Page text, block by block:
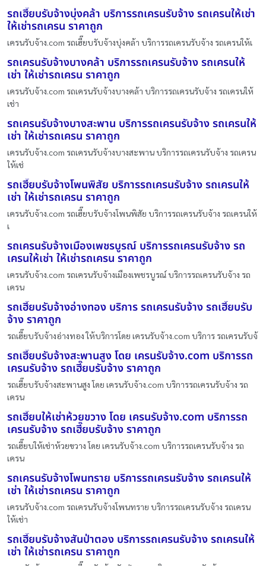
รถเฮี๊ยบรับจ้างบุ่งคล้า บริการรถเครนรับจ้าง รถเครนให้เช่า
ให้เช่ารถเครน ราคาถูก
เครนรับจ้าง.com รถเฮี๊ยบรับจ้างบุ่งคล้า บริการรถเครนรับจ้าง รถเครนให้เ
รถเครนรับจ้างบางคล้า บริการรถเครนรับจ้าง รถเครนให้
เช่า ให้เช่ารถเครน ราคาถูก
เครนรับจ้าง.com รถเครนรับจ้างบางคล้า บริการรถเครนรับจ้าง รถเครนให้
เช่า
รถเครนรับจ้างบางสะพาน บริการรถเครนรับจ้าง รถเครนให้
เช่า ให้เช่ารถเครน ราคาถูก
เครนรับจ้าง.com รถเครนรับจ้างบางสะพาน บริการรถเครนรับจ้าง รถเครน
ให้เช่
รถเฮี๊ยบรับจ้างโพนพิสัย บริการรถเครนรับจ้าง รถเครนให้
เช่า ให้เช่ารถเครน ราคาถูก
เครนรับจ้าง.com รถเฮี๊ยบรับจ้างโพนพิสัย บริการรถเครนรับจ้าง รถเครนให้
เ
รถเครนรับจ้างเมืองเพชรบูรณ์ บริการรถเครนรับจ้าง รถ
เครนให้เช่า ให้เช่ารถเครน ราคาถูก
เครนรับจ้าง.com รถเครนรับจ้างเมืองเพชรบูรณ์ บริการรถเครนรับจ้าง รถ
เครน
รถเฮี๊ยบรับจ้างอ่างทอง บริการ รถเครนรับจ้าง รถเฮี๊ยบรับ
จ้าง ราคาถูก
รถเฮี๊ยบรับจ้างอ่างทอง ให้บริการโดย เครนรับจ้าง.com บริการ รถเครนรับจ้
รถเฮี๊ยบรับจ้างสะพานสูง โดย เครนรับจ้าง.com บริการรถ
เครนรับจ้าง รถเฮี๊ยบรับจ้าง ราคาถูก
รถเฮี๊ยบรับจ้างสะพานสูง โดย เครนรับจ้าง.com บริการรถเครนรับจ้าง รถ
เครน
รถเฮี๊ยบให้เช่าห้วยขวาง โดย เครนรับจ้าง.com บริการรถ
เครนรับจ้าง รถเฮี๊ยบรับจ้าง ราคาถูก
รถเฮี๊ยบให้เช่าห้วยขวาง โดย เครนรับจ้าง.com บริการรถเครนรับจ้าง รถ
เครน
รถเครนรับจ้างโพนทราย บริการรถเครนรับจ้าง รถเครนให้
เช่า ให้เช่ารถเครน ราคาถูก
เครนรับจ้าง.com รถเครนรับจ้างโพนทราย บริการรถเครนรับจ้าง รถเครน
ให้เช่า
รถเฮี๊ยบรับจ้างสันป่าตอง บริการรถเครนรับจ้าง รถเครนให้
เช่า ให้เช่ารถเครน ราคาถูก